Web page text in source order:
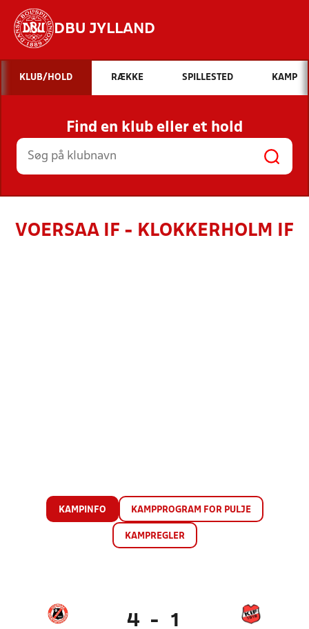
DBU JYLLAND
Hvad vil du søge efter?
INDHOLD OG NYHEDER
STILLINGER, RESULTATER, KLUBBER OG
HOLD
KLUB/HOLD RÆKKE SPILLESTED KAMP
Find en klub eller et hold
VOERSAA IF - KLOKKERHOLM IF
KAMPINFO KAMPPROGRAM FOR PULJE
KAMPREGLER
4 - 1